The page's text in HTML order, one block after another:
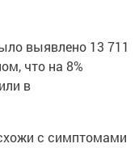
выявлено 13 711
что на 8%
в
с симптомами